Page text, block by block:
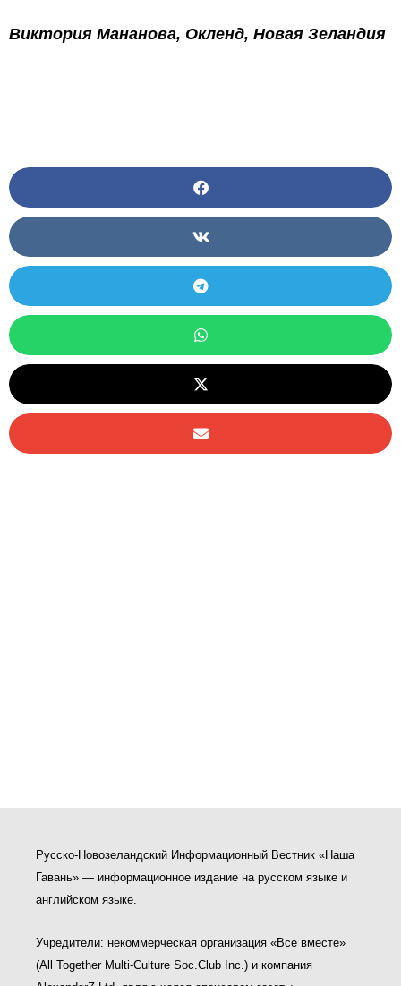
Виктория Мананова, Окленд, Новая Зеландия
Русско-Новозеландский Информационный Вестник «Наша
Гавань» — информационное издание на русском языке и
английском языке.
Учредители: некоммерческая организация «Все вместе»
(All Together Multi-Culture Soс.Club Inc.) и компания